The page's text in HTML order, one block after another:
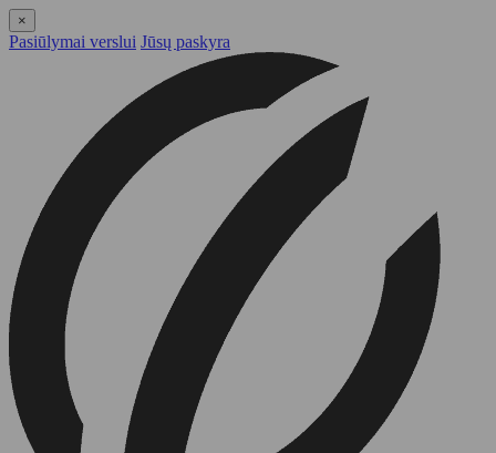
×
Pasiūlymai verslui Jūsų paskyra